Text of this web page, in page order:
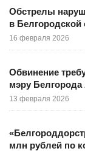
Обстрелы
в Белгородской
16 февраля 2026
Обвинение
мэру
13 февраля 2026
млн рублей по